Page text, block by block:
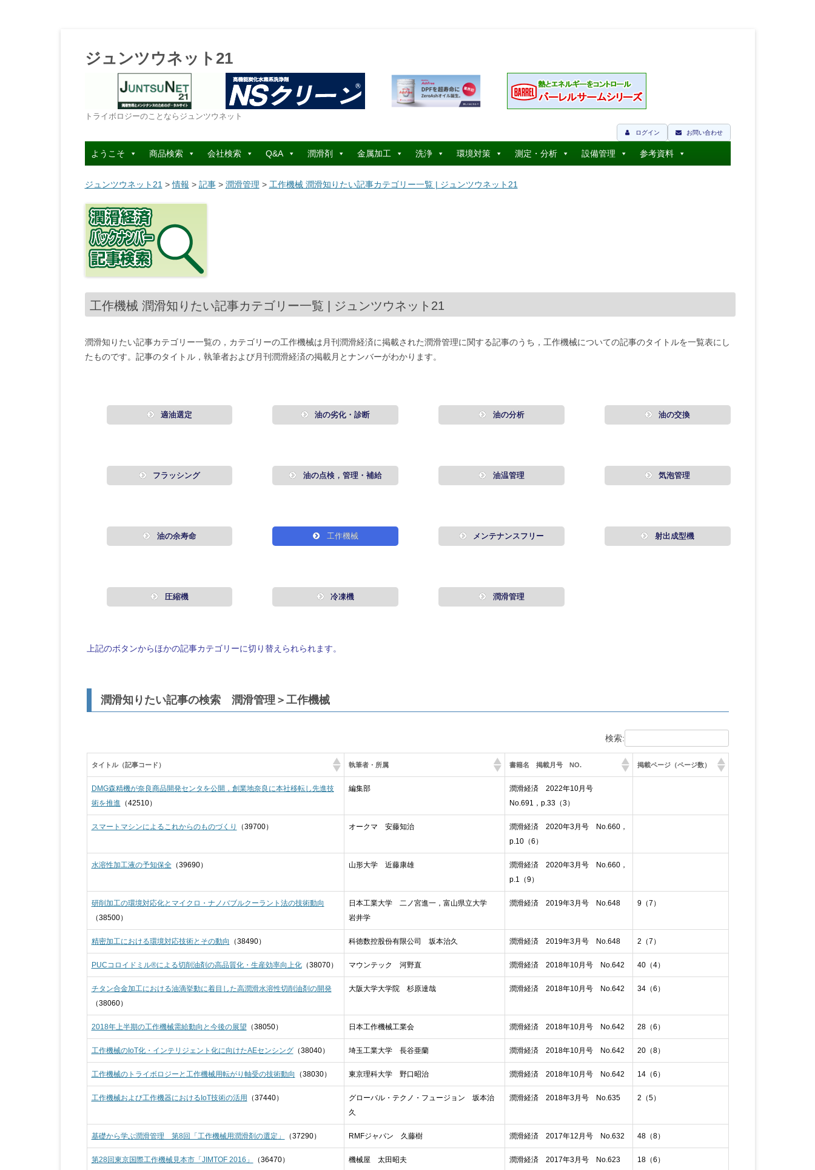
ジュンツウネット21
トライボロジーのことならジュンツウネット
お問い合わせ
ログイン
コ
ン
テ
ン
へ
ようこそ 商品検索 会社検索 Q&A 潤滑剤 金属加工 洗浄 環境対策 測定・分析 設備管理 参考資料
ジュンツウネット21 >情報 > 記事> 潤滑管理 > 工作機械 潤滑知りたい記事カテゴリー一覧 | ジュンツウネット21
工作機械 潤滑知りたい記事カテゴリー一覧 | ジュンツウネット21
潤滑知りたい記事カテゴリー一覧の，カテゴリーの工作機械は月刊潤滑経済に掲載された潤滑管理に関する記事のうち，工作機械についての記事のタイトルを一覧表にし
たものです。記事のタイトル，執筆者および月刊潤滑経済の掲載月とナンバーがわかります。
適油選定 油の劣化・診断 油の分析 油の交換
フラッシング 油の点検，管理・補給 油温管理 気泡管理
油の余寿命 工作機械 メンテナンスフリー 射出成型機
圧縮機 冷凍機 潤滑管理
上記のボタンからほかの記事カテゴリーに切り替えられられます。
潤滑知りたい記事の検索 潤滑管理＞工作機械
検索:
タイトル（記事コード） 執筆者・所属 書籍名 掲載月号 NO. 掲載ページ（ページ数）
DMG森精機が奈良商品開発センタを公開，創業地奈良に本社移転し先進技
術を推進 （42510）
編集部
潤滑経済 2022年10月号
No.691，p.33（3）
スマートマシンによるこれからのものづくり （39700） オークマ 安藤知治
潤滑経済 2020年3月号 No.660，
p.10（6）
水溶性加工液の予知保全（39690） 山形大学 近藤康雄
潤滑経済 2020年3月号 No.660，
p.1（9）
研削加工の環境対応化とマイクロ・ナノバブルクーラント法の技術動向
（38500）
日本工業大学 二ノ宮進一，富山県立大学
岩井学
潤滑経済 2019年3月号 No.648 9（7）
精密加工における環境対応技術とその動向 （38490） 科徳数控股份有限公司 坂本治久 潤滑経済 2019年3月号 No.648 2（7）
PUCコロイドミル®による切削油剤の高品質化・生産効率向上化（38070） マウンテック 河野直 潤滑経済 2018年10月号 No.642 40（4）
チタン合金加工における油滴挙動に着目した高潤滑水溶性切削油剤の開発
（38060）
大阪大学大学院 杉原達哉 潤滑経済 2018年10月号 No.642 34（6）
2018年上半期の工作機械需給動向と今後の展望 （38050） 日本工作機械工業会 潤滑経済 2018年10月号 No.642 28（6）
工作機械のIoT化・インテリジェント化に向けたAEセンシング（38040） 埼玉工業大学 長谷亜蘭 潤滑経済 2018年10月号 No.642 20（8）
工作機械のトライボロジーと工作機械用転がり軸受の技術動向 （38030） 東京理科大学 野口昭治 潤滑経済 2018年10月号 No.642 14（6）
工作機械および工作機器におけるIoT技術の活用 （37440）
グローバル・テクノ・フュージョン 坂本治
久
潤滑経済 2018年3月号 No.635 2（5）
基礎から学ぶ潤滑管理 第8回「工作機械用潤滑剤の選定」 （37290） RMFジャパン 久藤樹 潤滑経済 2017年12月号 No.632 48（8）
第28回東京国際工作機械見本市「JIMTOF 2016」 （36470） 機械屋 太田昭夫 潤滑経済 2017年3月号 No.623 18（6）